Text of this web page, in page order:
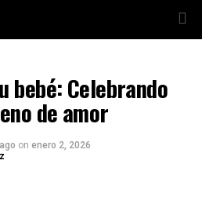
bebé: Celebrando
de amor
on enero 2, 2026